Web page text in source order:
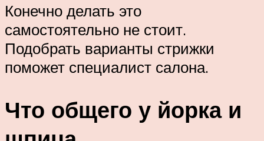
Конечно делать это
самостоятельно не стоит.
Подобрать варианты стрижки
поможет специалист салона.
Что общего у йорка и